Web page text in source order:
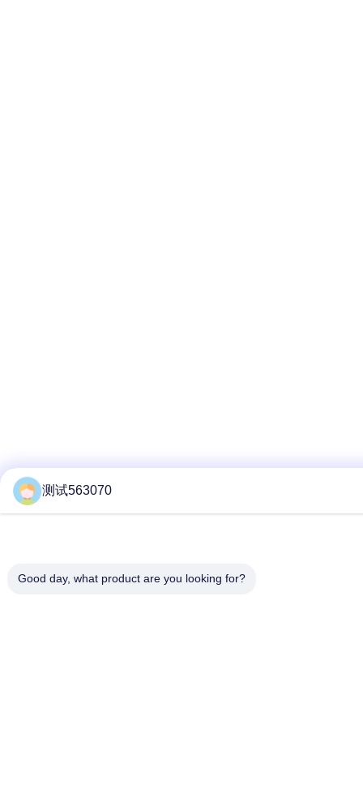
测试563070
Good day, what product are you looking for?